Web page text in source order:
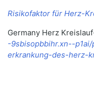
Risikofaktor für Herz-
Germany Herz
-9sbisopbbihr.xn--
erkrankung-des-herz-